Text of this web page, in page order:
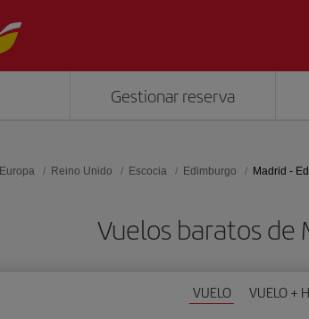
Gestionar reserva
Europa Reino Unido Escocia Edimburgo Madrid -
Vuelos baratos de
VUELO VUELO +